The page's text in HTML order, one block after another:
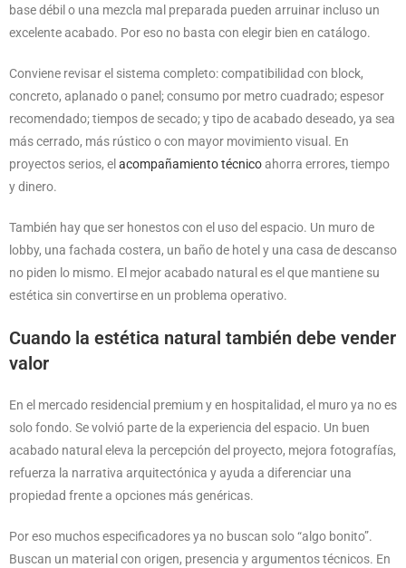
base débil o una mezcla mal preparada pueden arruinar incluso un
excelente acabado. Por eso no basta con elegir bien en catálogo.
Conviene revisar el sistema completo: compatibilidad con block,
concreto, aplanado o panel; consumo por metro cuadrado; espesor
recomendado; tiempos de secado; y tipo de acabado deseado, ya sea
más cerrado, más rústico o con mayor movimiento visual. En
proyectos serios, el acompañamiento técnicoahorra errores, tiempo
y dinero.
También hay que ser honestos con el uso del espacio. Un muro de
lobby, una fachada costera, un baño de hotel y una casa de descanso
no piden lo mismo. El mejor acabado natural es el que mantiene su
estética sin convertirse en un problema operativo.
Cuando la estética natural también debe vender
valor
En el mercado residencial premium y en hospitalidad, el muro ya no es
solo fondo. Se volvió parte de la experiencia del espacio. Un buen
acabado natural eleva la percepción del proyecto, mejora fotografías,
refuerza la narrativa arquitectónica y ayuda a diferenciar una
propiedad frente a opciones más genéricas.
Por eso muchos especificadores ya no buscan solo “algo bonito”.
Buscan un material con origen, presencia y argumentos técnicos. En